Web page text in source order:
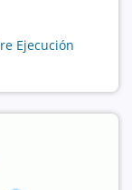
Ejecución